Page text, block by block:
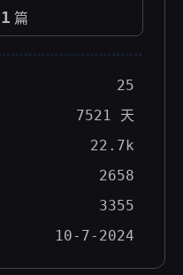
1 篇
25
7521 天
22.7k
2658
3355
10-7-2024